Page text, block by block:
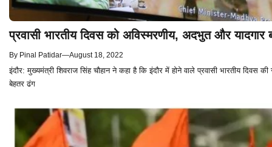
प्रवासी भारतीय दिवस को अविस्मरणीय, अदभुत और यादगार
By Pinal Patidar—August 18, 2022
इंदौर: मुख्यमंत्री शिवराज सिंह चौहान ने कहा है कि इंदौर में होने वाले प्रवासी भारतीय
बेहतर ढंग